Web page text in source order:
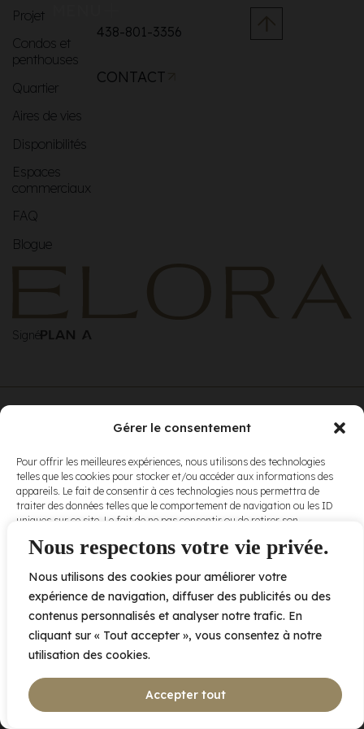
Nous respectons votre vie privée.
Nous utilisons des cookies pour améliorer votre
expérience de navigation, diffuser des publicités ou des
contenus personnalisés et analyser notre trafic. En
cliquant sur « Tout accepter », vous consentez à notre
utilisation des cookies.
Accepter tout
Gérer le consentement
Pour offrir les meilleures expériences, nous utilisons des technologies
telles que les cookies pour stocker et/ou accéder aux informations des
appareils. Le fait de consentir à ces technologies nous permettra de
traiter des données telles que le comportement de navigation ou les ID
uniques sur ce site. Le fait de ne pas consentir ou de retirer son
et fonctions.
Accepter
Refuser
Projet
Condos et
penthouses
Quartier
Aires de vies
Disponibilités
Espaces
commerciaux
FAQ
Blogue
438-801-3356
CONTACT
Signé
conditions
d’utilisationet
nospolitiques
de
confidentialité .
2005 av. de Bois-de-Boulogne, Laval QC H7N 0J7